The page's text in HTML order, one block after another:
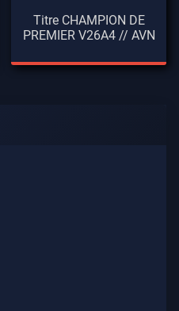
Titre CHAMPION DE
PREMIER V26A4 // AVN